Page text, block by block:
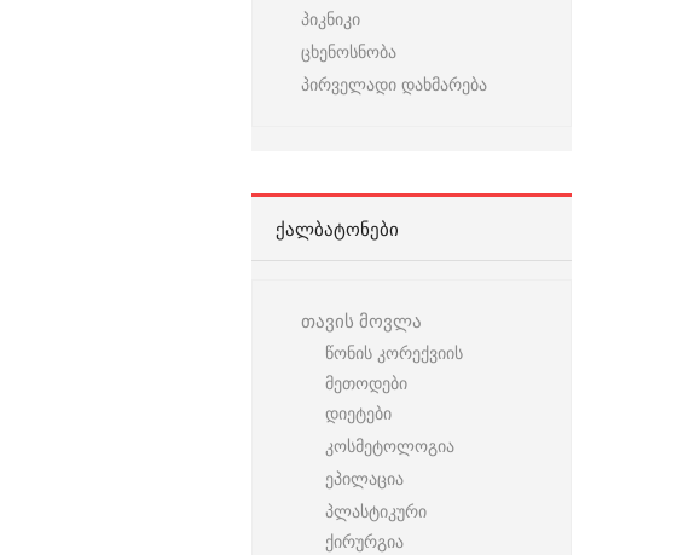
პიკნიკი
ცხენოსნობა
პირველადი დახმარება
ᲥᲐᲚᲑᲐᲢᲝᲜᲔᲑᲘ
თავის მოვლა
წონის კორექვიის
მეთოდები
დიეტები
კოსმეტოლოგია
ეპილაცია
პლასტიკური
ქირურგია